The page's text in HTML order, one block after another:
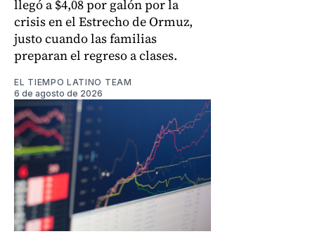
llegó a $4,08 por galón por la
crisis en el Estrecho de Ormuz,
justo cuando las familias
preparan el regreso a clases.
EL TIEMPO LATINO TEAM
6 de agosto de 2026